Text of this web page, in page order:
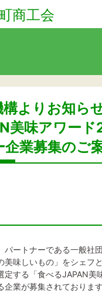
商工会
事業者・創業者の方
関係機関の方へ
お問い合わせ
構よりお知ら
美味アワー
企業募集のご
パートナーである一般社
美味しいもの」をシェフ
定する「食べるJAPAN美
企業が募集されております